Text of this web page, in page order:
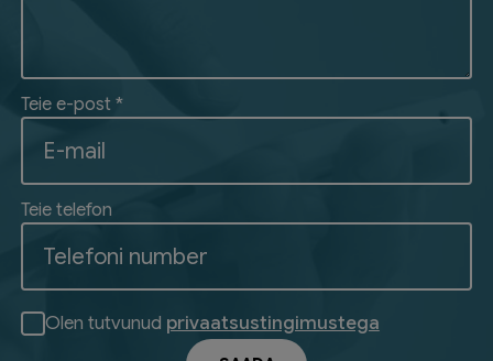
Teie e-post *
Teie telefon
Olen tutvunud privaatsustingimustega